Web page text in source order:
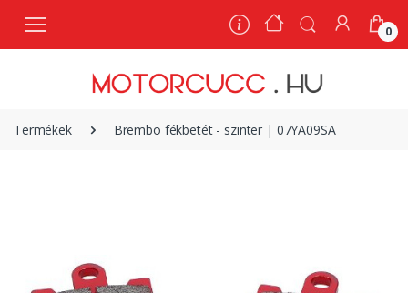
0
Termékek Brembo fékbetét - szinter | 07YA09SA
0